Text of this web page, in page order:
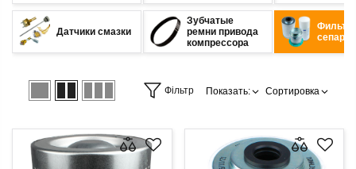
Датчики смазки
Зубчатые
ремни привода
компрессора
Фільтр Показать: Сортировка